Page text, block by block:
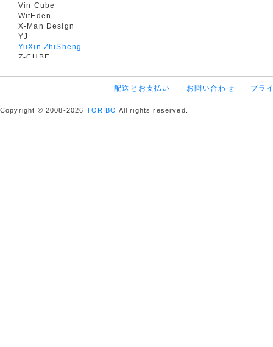
Vin Cube
WitEden
X-Man Design
YJ
YuXin ZhiSheng
Z-CUBE
配送とお支払い お問い合わせ プラ
Copyright © 2008-2026 TORIBO All rights reserved.